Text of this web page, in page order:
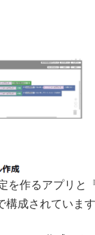
を作るアプリと
成されています